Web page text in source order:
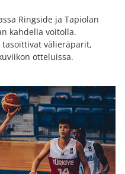
Ringside ja Tapiolan
kahdella voitolla.
tasoittivat välieräparit,
otteluissa.